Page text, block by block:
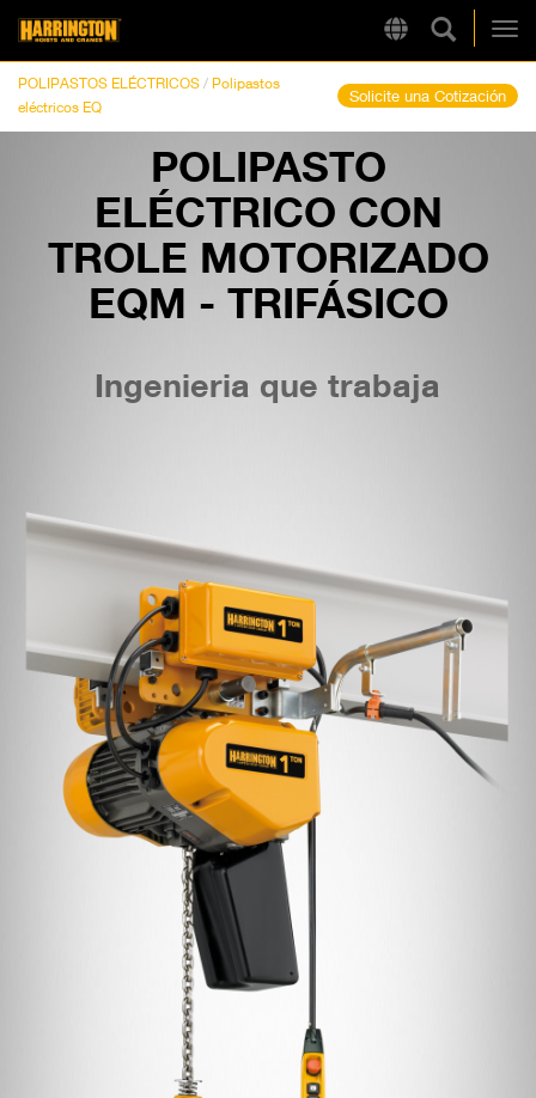
RegionHarrington
POLIPASTOS ELÉCTRICOS / Polipastos
eléctricos EQ
Solicite una Cotización
POLIPASTO
ELÉCTRICO CON
TROLE MOTORIZADO
EQM - TRIFÁSICO
Ingenieria que trabaja